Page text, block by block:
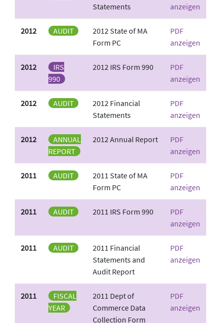
Statements
anzeigen
2012 AUDIT
2012 State of MA
Form PC
PDF
anzeigen
2012
IRS
990
2012 IRS Form 990
PDF
anzeigen
2012 AUDIT
2012 Financial
Statements
PDF
anzeigen
2012
ANNUAL
REPORT
2012 Annual Report
PDF
anzeigen
2011 AUDIT
2011 State of MA
Form PC
PDF
anzeigen
2011 AUDIT 2011 IRS Form 990
PDF
anzeigen
2011 AUDIT
2011 Financial
Statements and
Audit Report
PDF
anzeigen
2011
FISCAL
YEAR
2011 Dept of
Commerce Data
Collection Form
PDF
anzeigen